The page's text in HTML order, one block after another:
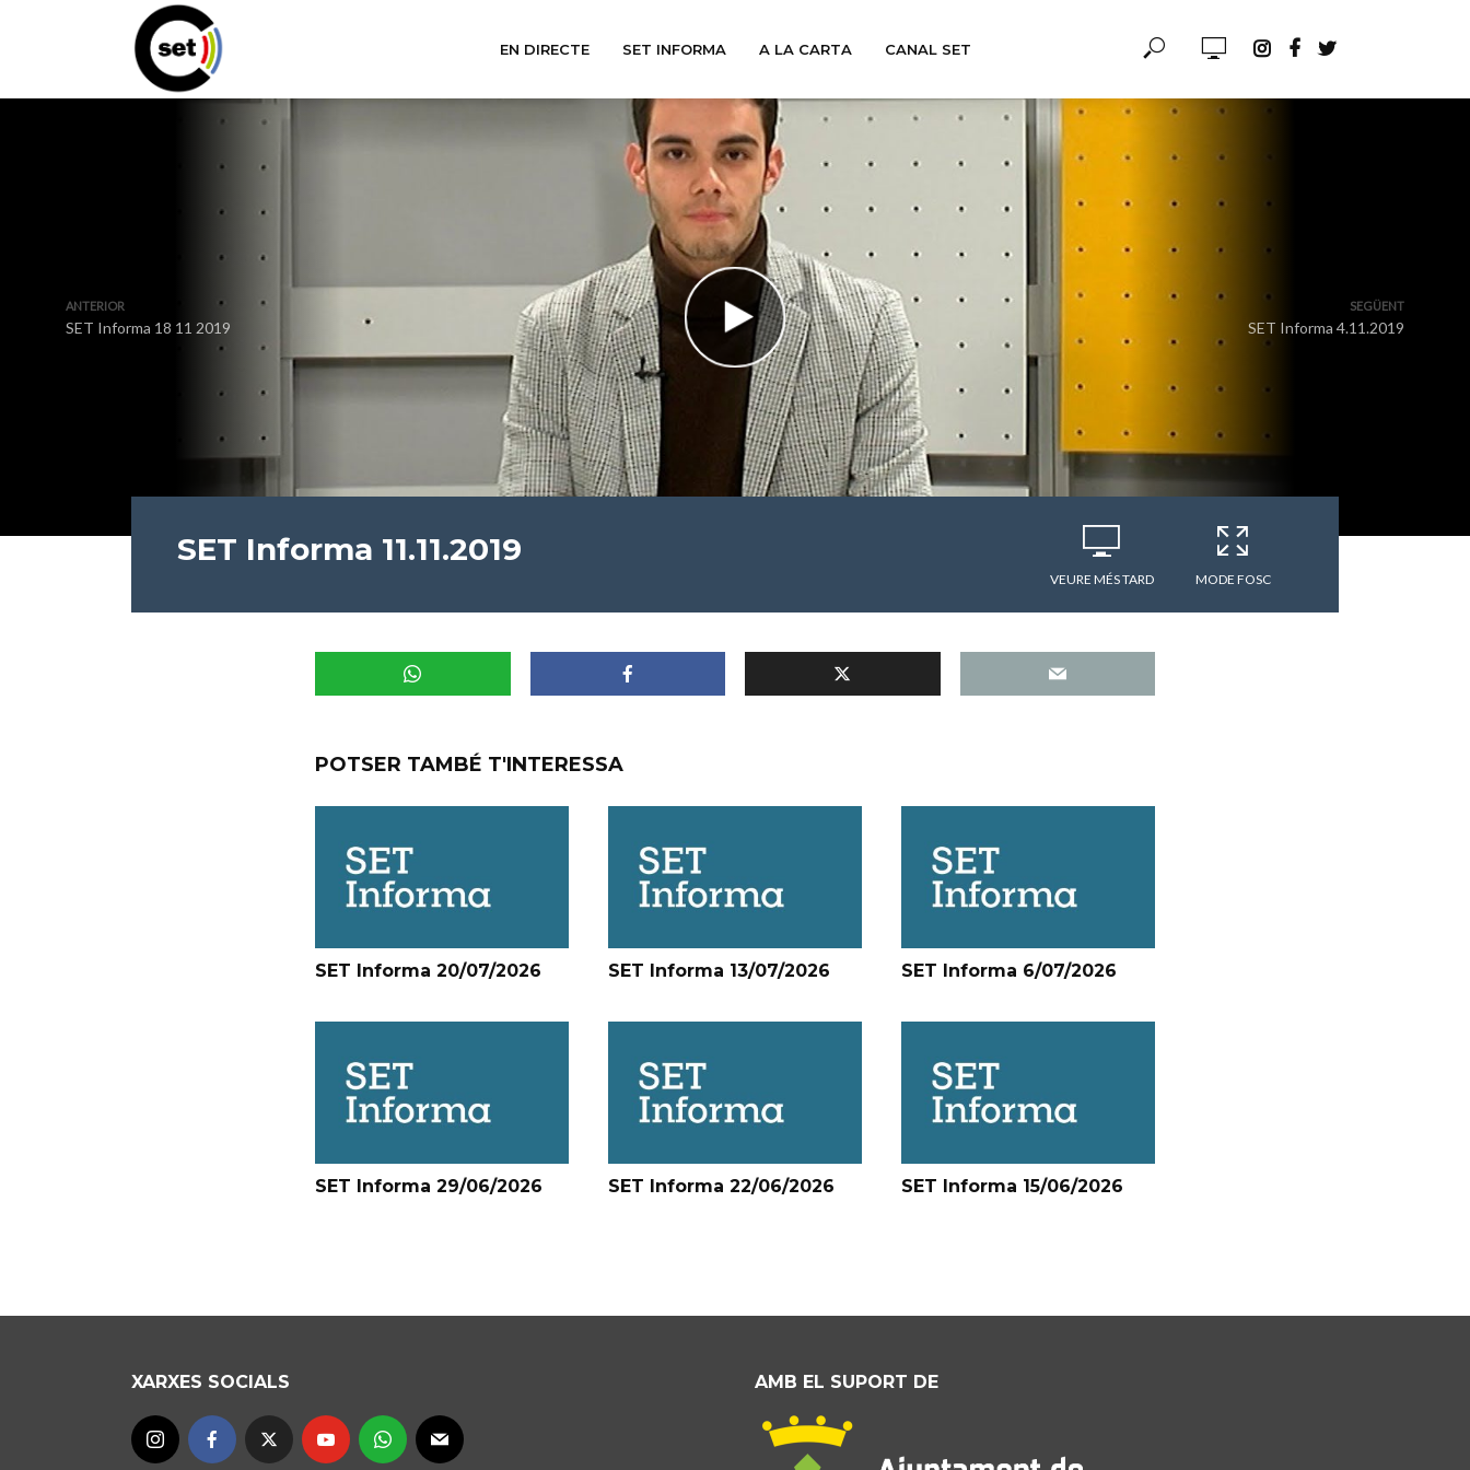
EN DIRECTE SET INFORMA A LA CARTA CANAL SET
ANTERIOR
SET Informa 18 11 2019
SEGÜENT
SET Informa 4.11.2019
SET Informa 11.11.2019
VEURE MÉS TARD MODE FOSC
POTSER TAMBÉ T'INTERESSA
SET Informa 20/07/2026 SET Informa 13/07/2026 SET Informa 6/07/2026
SET Informa 29/06/2026 SET Informa 22/06/2026 SET Informa 15/06/2026
XARXES SOCIALS AMB EL SUPORT DE